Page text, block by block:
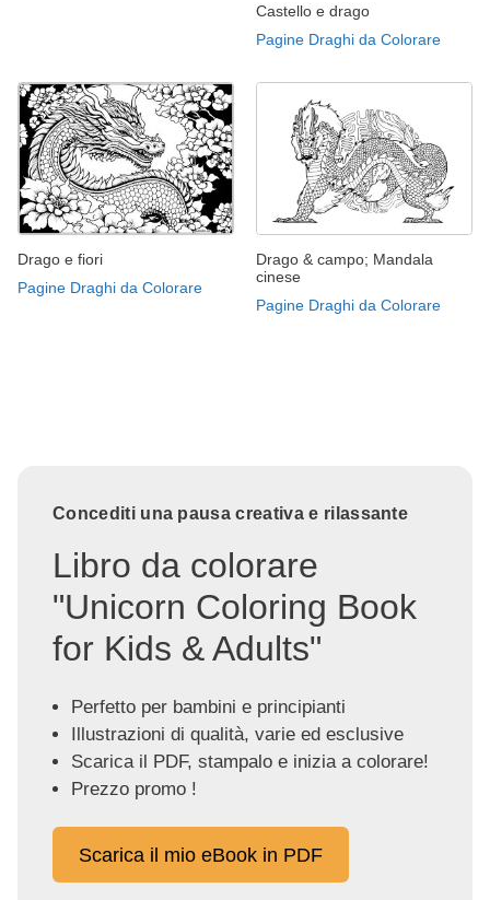
Castello e drago
Pagine Draghi da Colorare
Drago e fiori
Pagine Draghi da Colorare
Drago & campo; Mandala
cinese
Pagine Draghi da Colorare
Concediti una pausa creativa e rilassante
Libro da colorare
"Unicorn Coloring Book
for Kids & Adults"
Perfetto per bambini e principianti
Illustrazioni di qualità, varie ed esclusive
Scarica il PDF, stampalo e inizia a colorare!
Prezzo promo !
Scarica il mio eBook in PDF